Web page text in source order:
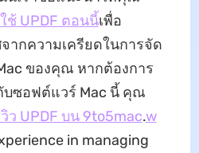
ช้ UPDF ตอนนี้เพื่อ
ากความเครียดในการจัด
ของคุณ หากต้องการ
บซอฟต์แวร์ Mac นี้ คุณ
ว UPDF บน 9to5mac.w
in managing